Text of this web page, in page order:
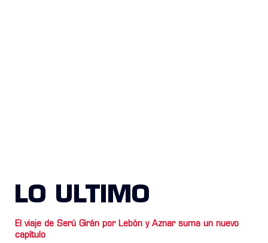
LO ULTIMO
El viaje de Serú Girán por Lebón y Aznar suma un nuevo
capítulo